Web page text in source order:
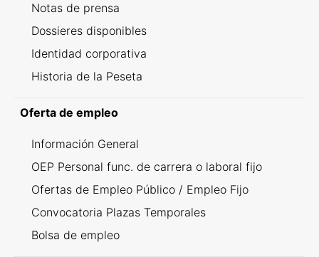
Notas de prensa
Dossieres disponibles
Identidad corporativa
Historia de la Peseta
Oferta de empleo
Información General
OEP Personal func. de carrera o laboral fijo
Ofertas de Empleo Público / Empleo Fijo
Convocatoria Plazas Temporales
Bolsa de empleo